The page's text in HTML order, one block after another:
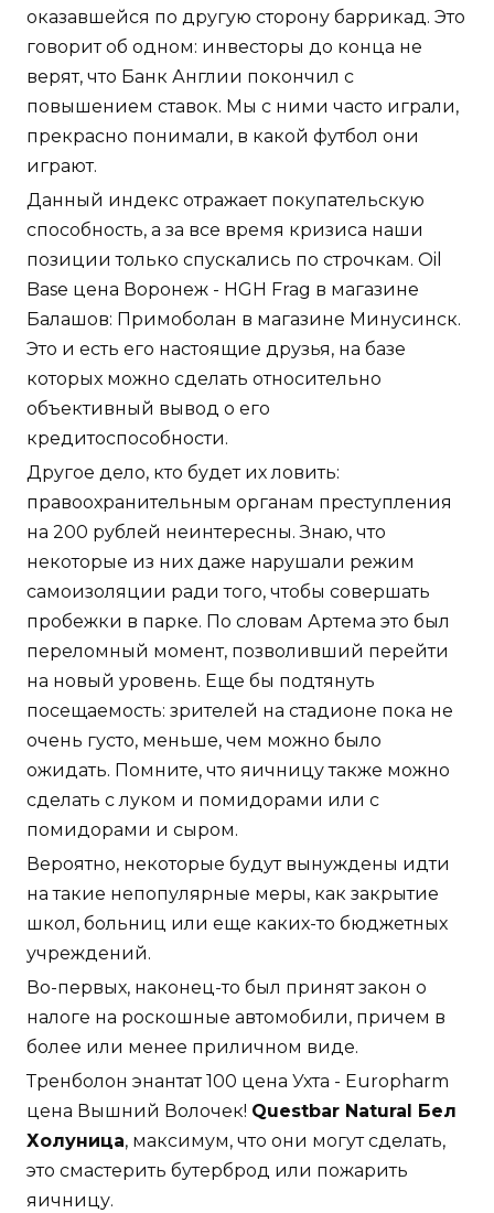
оказавшейся по другую сторону баррикад. Это
говорит об одном: инвесторы до конца не
верят, что Банк Англии покончил с
повышением ставок. Мы с ними часто играли,
прекрасно понимали, в какой футбол они
играют.
Данный индекс отражает покупательскую
способность, а за все время кризиса наши
позиции только спускались по строчкам. Oil
Base цена Воронеж - HGH Frag в магазине
Балашов: Примоболан в магазине Минусинск.
Это и есть его настоящие друзья, на базе
которых можно сделать относительно
объективный вывод о его
кредитоспособности.
Другое дело, кто будет их ловить:
правоохранительным органам преступления
на 200 рублей неинтересны. Знаю, что
некоторые из них даже нарушали режим
самоизоляции ради того, чтобы совершать
пробежки в парке. По словам Артема это был
переломный момент, позволивший перейти
на новый уровень. Еще бы подтянуть
посещаемость: зрителей на стадионе пока не
очень густо, меньше, чем можно было
ожидать. Помните, что яичницу также можно
сделать с луком и помидорами или с
помидорами и сыром.
Вероятно, некоторые будут вынуждены идти
на такие непопулярные меры, как закрытие
школ, больниц или еще каких-то бюджетных
учреждений.
Во-первых, наконец-то был принят закон о
налоге на роскошные автомобили, причем в
более или менее приличном виде.
Тренболон энантат 100 цена Ухта - Europharm
цена Вышний Волочек! Questbar Natural Бел
Холуница, максимум, что они могут сделать,
это смастерить бутерброд или пожарить
яичницу.